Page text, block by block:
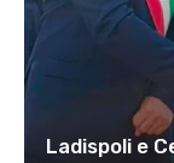
Ladispoli e